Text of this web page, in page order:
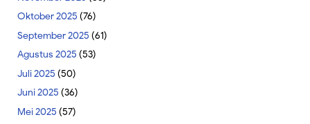
Oktober 2025 (76)
September 2025 (61)
Agustus 2025 (53)
Juli 2025 (50)
Juni 2025 (36)
Mei 2025 (57)